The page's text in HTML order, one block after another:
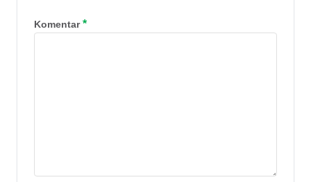
Komentar*